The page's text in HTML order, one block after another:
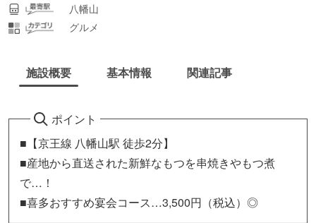
八幡山
グルメ
施設概要 基本情報 関連記事
ポイント
■【京王線 八幡山駅 徒歩2分】
■産地から直送された新鮮なもつを串焼きやもつ煮
で…！
■喜多おすすめ宴会コース…3,500円（税込）◎